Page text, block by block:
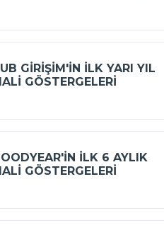
GIRIŞIM'IN ILK YARI YIL
GÖSTERGELERI
ILK 6 AYLIK
GÖSTERGELERI